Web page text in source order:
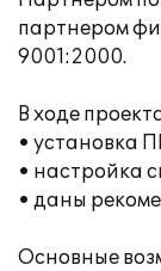
партнером
9001:2000.
В ходе
• установка
• настройка
• даны
Основные